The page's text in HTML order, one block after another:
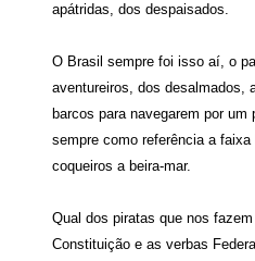
apátridas, dos despaisados.
O Brasil sempre foi isso aí, o
aventureiros, dos desalmados,
barcos para navegarem por
sempre como referência a
coqueiros a beira-mar.
Qual dos piratas que nos
Constituição e as verbas